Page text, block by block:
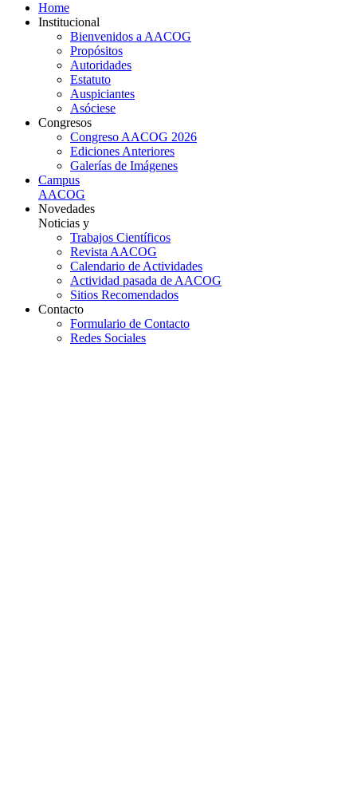
Home
Institucional
Bienvenidos a AACOG
Propósitos
Autoridades
Estatuto
Auspiciantes
Asóciese
Congresos
Congreso AACOG 2026
Ediciones Anteriores
Galerías de Imágenes
Campus
AACOG
Novedades
Noticias y
Trabajos Científicos
Revista AACOG
Calendario de Actividades
Actividad pasada de AACOG
Sitios Recomendados
Contacto
Formulario de Contacto
Redes Sociales